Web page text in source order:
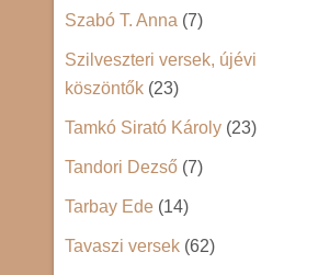
Szabó T. Anna (7)
Szilveszteri versek, újévi
köszöntők (23)
Tamkó Sirató Károly (23)
Tandori Dezső (7)
Tarbay Ede (14)
Tavaszi versek (62)